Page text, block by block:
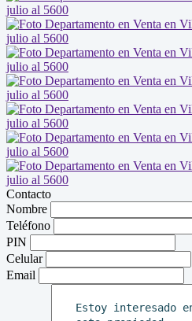
Contacto
Nombre
Teléfono
PIN
Celular
Email